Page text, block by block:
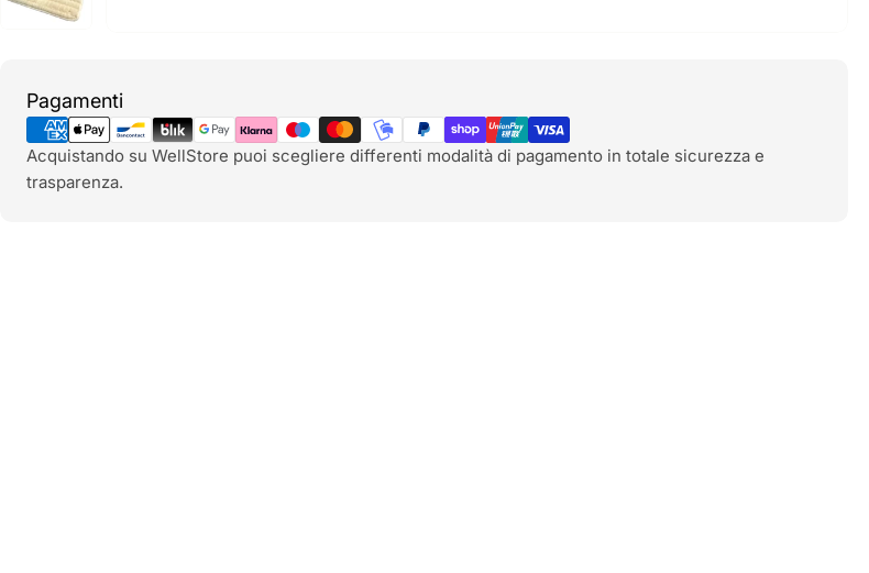
Pagamenti
Metodi
di
pagamento
Acquistando su WellStore puoi scegliere differenti modalità di pagamento in totale sicurezza e
trasparenza.